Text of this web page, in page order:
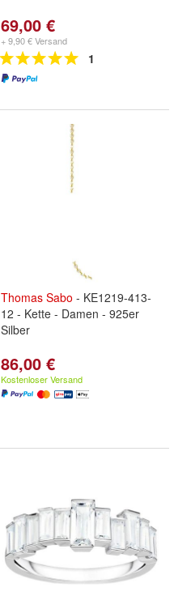
69,00 €
+ 9,90 € Versand
1
Thomas Sabo - KE1219-413-
12 - Kette - Damen - 925er
Silber
86,00 €
Kostenloser Versand